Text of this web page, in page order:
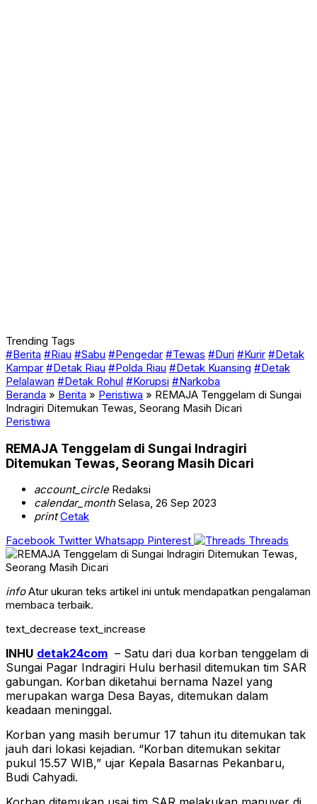
Trending Tags
#Berita #Riau #Sabu #Pengedar #Tewas #Duri #Kurir #Detak
Kampar #Detak Riau #Polda Riau #Detak Kuansing #Detak
Pelalawan #Detak Rohul #Korupsi #Narkoba
Beranda » Berita » Peristiwa » REMAJA Tenggelam di Sungai
Indragiri Ditemukan Tewas, Seorang Masih Dicari
Peristiwa
REMAJA Tenggelam di Sungai Indragiri
Ditemukan Tewas, Seorang Masih Dicari
account_circleRedaksi
calendar_monthSelasa, 26 Sep 2023
print Cetak
Facebook Twitter Whatsapp Pinterest Threads
infoAtur ukuran teks artikel ini untuk mendapatkan pengalaman
membaca terbaik.
text_decrease text_increase
INHU detak24com – Satu dari dua korban tenggelam di
Sungai Pagar Indragiri Hulu berhasil ditemukan tim SAR
gabungan. Korban diketahui bernama Nazel yang
merupakan warga Desa Bayas, ditemukan dalam
keadaan meninggal.
Korban yang masih berumur 17 tahun itu ditemukan tak
jauh dari lokasi kejadian. “Korban ditemukan sekitar
pukul 15.57 WIB,” ujar Kepala Basarnas Pekanbaru,
Budi Cahyadi.